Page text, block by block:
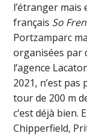
l’étranger mais
français So
Portzamparc
organisées par
l’agence
2021, n’est
tour de 200 m
c’est déjà bien.
Chipperfield,